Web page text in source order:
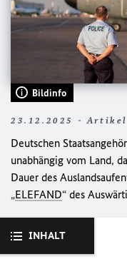
Bildinfo
23.12.2025 - Artikel
Deutschen
unabhängig vom Land,
Dauer des
„ELEFAND“ des
INHALT